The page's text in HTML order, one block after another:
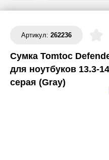
Вакансии
+7 495 960-31-54
+7 800 500-31-47
Артикул: 262236
Сумка Tomtoc
для ноутбуков 13.3-
серая (Gray)